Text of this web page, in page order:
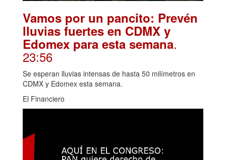
Vamos por un pancito: Prevén
lluvias fuertes en CDMX y
Edomex para esta semana.
23:56
Se esperan lluvias intensas de hasta 50 milímetros en
CDMX y Edomex esta semana.
El Financiero